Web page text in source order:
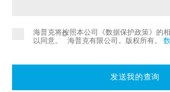
海普克将按照本公司《数据保护政策》的
以同意。
©
海普克有限公司。版权所有。
发送我的查询